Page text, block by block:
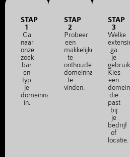
STAP
1
Ga
naar
onze
zoek
bar
en
typ
je
domeinnaam
in.
STAP
2
Probeer
een
makkelijke
te
onthouden
domeinnaam
te
vinden.
STAP
3
Welke
ga
je
Kies
een
die
past
bij
je
bedrijf
of
locatie.